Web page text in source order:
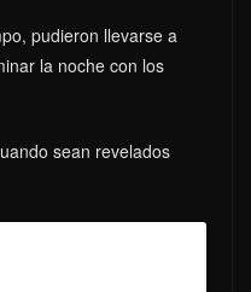
pudieron llevarse a
la noche con los
sean revelados